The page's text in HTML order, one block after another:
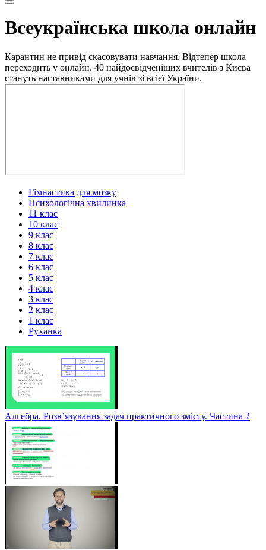
Всеукраїнська школа онлайн
Карантин не привід скасовувати навчання. Відтепер школа
переходить у онлайн. 40 найдосвідченіших вчителів з Києва
стануть наставниками для учнів зі всієї України.
Гімнастика для мозку
Психологічна хвилинка
11 клас
10 клас
9 клас
8 клас
7 клас
6 клас
5 клас
4 клас
3 клас
2 клас
1 клас
Руханка
Алгебра. Розв’язування задач практичного змісту. Частина 2